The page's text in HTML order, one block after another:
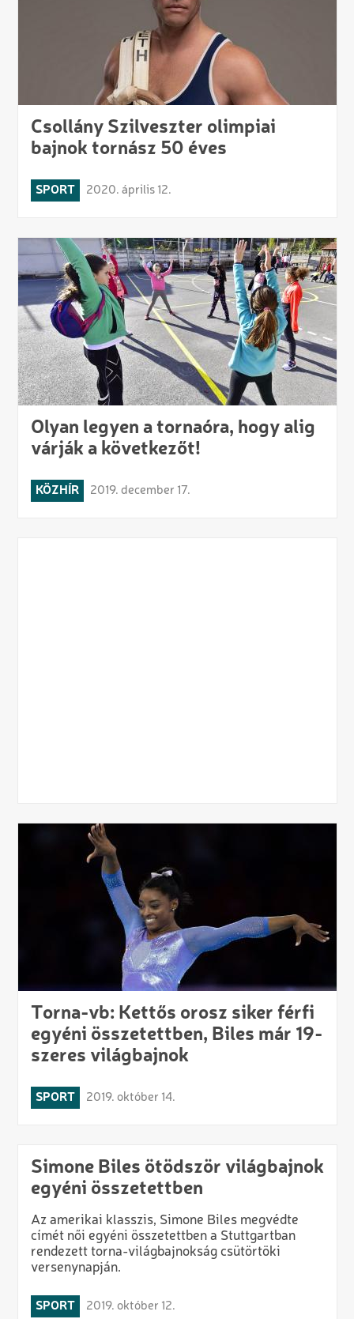
Csollány Szilveszter olimpiai
bajnok tornász 50 éves
SPORT 2020. április 12.
Olyan legyen a tornaóra, hogy alig
várják a következőt!
KÖZHÍR 2019. december 17.
Torna-vb: Kettős orosz siker férfi
egyéni összetettben, Biles már 19-
szeres világbajnok
SPORT 2019. október 14.
Simone Biles ötödször világbajnok
egyéni összetettben
Az amerikai klasszis, Simone Biles megvédte
címét női egyéni összetettben a Stuttgartban
rendezett torna-világbajnokság csütörtöki
versenynapján.
SPORT 2019. október 12.